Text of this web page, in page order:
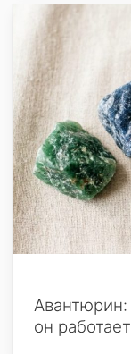
Авантюрин:
он работает